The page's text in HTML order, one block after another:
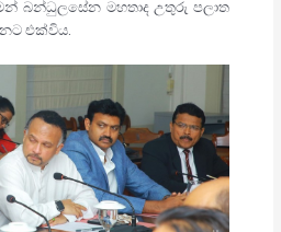
බන්ධුලසේන මහතාද උතුරු පලාත
එක්විය.